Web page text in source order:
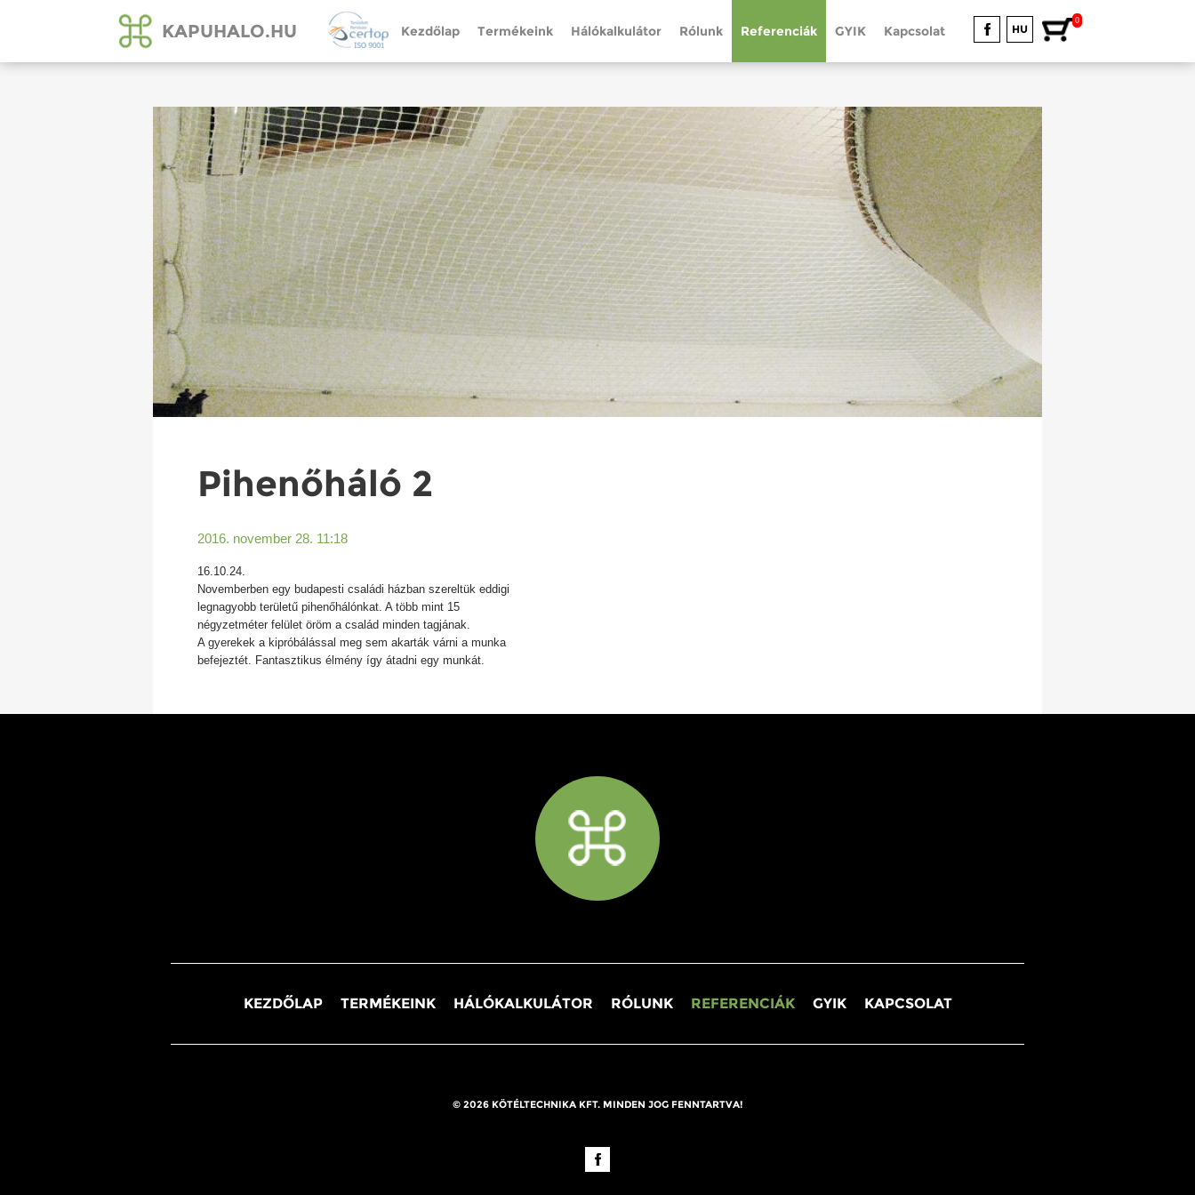
KAPUHALO.HU
0
HU
Kezdőlap Termékeink Hálókalkulátor Rólunk Referenciák GYIK Kapcsolat
Pihenőháló 2
2016. november 28. 11:18
16.10.24.
Novemberben egy budapesti családi házban szereltük eddigi
legnagyobb területű pihenőhálónkat. A több mint 15
négyzetméter felület öröm a család minden tagjának.
A gyerekek a kipróbálással meg sem akarták várni a munka
befejeztét. Fantasztikus élmény így átadni egy munkát.
KEZDŐLAP TERMÉKEINK HÁLÓKALKULÁTOR RÓLUNK REFERENCIÁK GYIK KAPCSOLAT
© 2026 KÖTÉLTECHNIKA KFT. MINDEN JOG FENNTARTVA!